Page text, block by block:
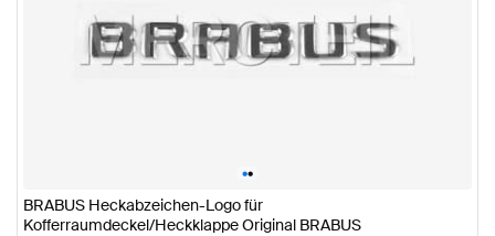
••
BRABUS Heckabzeichen-Logo für
Kofferraumdeckel/Heckklappe Original BRABUS